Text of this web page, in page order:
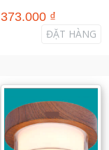
373.000 ₫
ĐẶT HÀNG